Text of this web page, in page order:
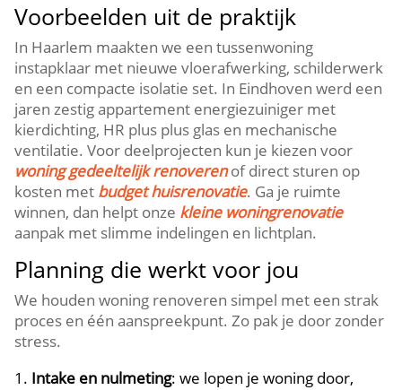
Voorbeelden uit de praktijk
In Haarlem maakten we een tussenwoning
instapklaar met nieuwe vloerafwerking, schilderwerk
en een compacte isolatie set.​ In Eindhoven werd een
jaren zestig appartement energiezuiniger met
kierdichting, HR plus plus glas en mechanische
ventilatie.​ Voor deelprojecten kun je kiezen voor
woning gedeeltelijk renoverenof direct sturen op
kosten met budget huisrenovatie.​ Ga je ruimte
winnen, dan helpt onze kleine woningrenovatie
aanpak met slimme indelingen en lichtplan.​
Planning die werkt voor jou
We houden woning renoveren simpel met een strak
proces en één aanspreekpunt.​ Zo pak je door zonder
stress.​
Intake en nulmeting: we lopen je woning door,